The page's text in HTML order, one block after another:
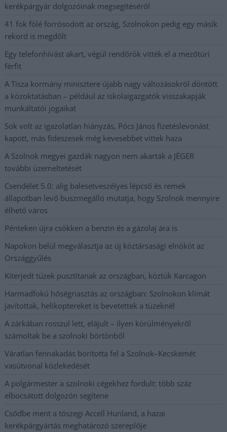
kerékpárgyár dolgozóinak megsegítéséről
41 fok fölé forrósodott az ország, Szolnokon pedig egy másik
rekord is megdőlt
Egy telefonhívást akart, végül rendőrök vitték el a mezőtúri
férfit
A Tisza kormány minisztere újabb nagy változásokról döntött
a közoktatásban – például az iskolaigazgatók visszakapják
munkáltatói jogaikat
Sok volt az igazolatlan hiányzás, Pócs János fizetéslevonást
kapott, más fideszesek még kevesebbet vittek haza
A Szolnok megyei gazdák nagyon nem akarták a JÉGER
további üzemeltetését
Csendélet 5.0: alig balesetveszélyes lépcső és remek
állapotban levő buszmegálló mutatja, hogy Szolnok mennyire
élhető város
Pénteken újra csökken a benzin és a gázolaj ára is
Napokon belül megválasztja az új köztársasági elnököt az
Országgyűlés
Kiterjedt tüzek pusztítanak az országban, köztük Karcagon
Harmadfokú hőségriasztás az országban: Szolnokon klímát
javítottak, helikoptereket is bevetettek a tüzeknél
A zárkában rosszul lett, elájult – ilyen körülményekről
számoltak be a szolnoki börtönből
Váratlan fennakadás borította fel a Szolnok–Kecskemét
vasútvonal közlekedését
A polgármester a szolnoki cégekhez fordult: több száz
elbocsátott dolgozón segítene
Csődbe ment a tószegi Accell Hunland, a hazai
kerékpárgyártás meghatározó szereplője